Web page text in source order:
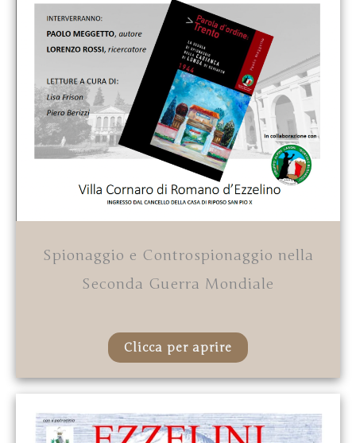
Spionaggio e Controspionaggio nella
Seconda Guerra Mondiale
Clicca per aprire